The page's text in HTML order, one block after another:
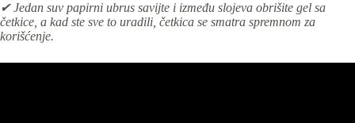
✔ Jedan suv papirni ubrus savijte i između slojeva obrišite gel sa
četkice, a kad ste sve to uradili, četkica se smatra spremnom za
korišćenje.